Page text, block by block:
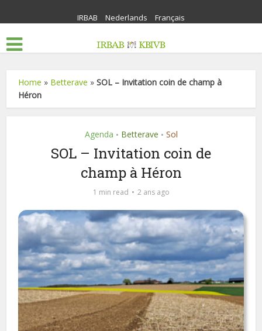
IRBAB Nederlands Français
Home » Betterave »SOL – Invitation coin de champ à
Héron
Agenda • Betterave • Sol
SOL – Invitation coin de
champ à Héron
1 min read 2 ans ago